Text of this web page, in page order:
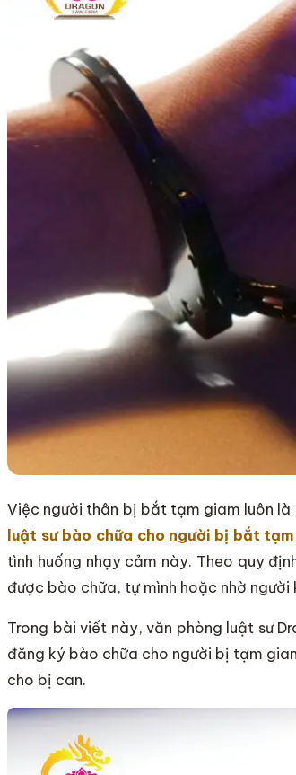
Việc người thân bị bắt tạm giam luôn là
luật sư bào chữa cho người bị bắt tạm
tình huống nhạy cảm này. Theo quy
được bào chữa, tự mình hoặc nhờ người
Trong bài viết này, văn phòng luật sư
đăng ký bào chữa cho người bị tạm
cho bị can.